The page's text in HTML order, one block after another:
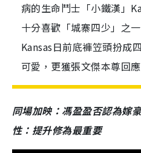
病的生命鬥士「小鐵漢」
十分喜歡「城寨四少」之
Kansas日前底褲笠頭扮成
可愛，更獲張文傑本尊回應
同場加映：馮盈盈否認為嫁
性：提升修為最重要